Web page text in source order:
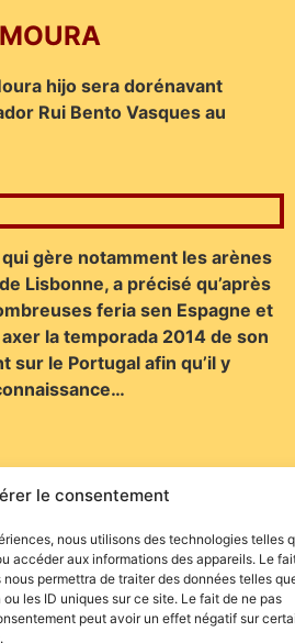
le consentement
nous utilisons des technologies telles
accéder aux informations des appareils. Le
permettra de traiter des données telles
les ID uniques sur ce site. Le fait de ne pas
peut avoir un effet négatif sur
MOURA
hijo sera dorénavant
Rui Bento Vasques au
gère notamment les arènes
Lisbonne, a précisé qu’après
feria sen Espagne et
la temporada 2014 de son
sur le Portugal afin qu’il y
TOROFIESTA